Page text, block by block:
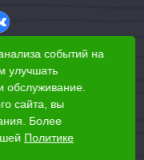
50
событий на
улучшать
обслуживание.
сайта, вы
Более
Политике